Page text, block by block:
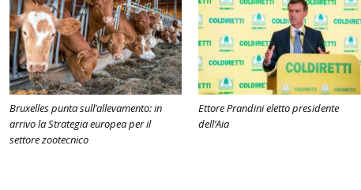
Bruxelles punta sull’allevamento: in
arrivo la Strategia europea per il
settore zootecnico
Ettore Prandini eletto presidente
dell’Aia